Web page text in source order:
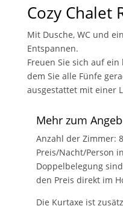
Cozy Chalet
Mit Dusche, WC und
Entspannen.
Freuen Sie sich auf
dem Sie alle Fünfe
ausgestattet mit einer
Mehr zum
Anzahl der Zimmer: 8
Preis/Nacht/Person
Doppelbelegung
den Preis direkt im
Die Kurtaxe ist